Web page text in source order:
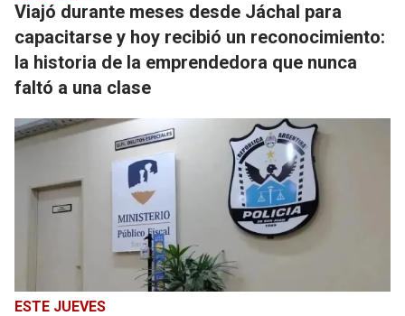
Viajó durante meses desde Jáchal para
capacitarse y hoy recibió un reconocimiento:
la historia de la emprendedora que nunca
faltó a una clase
ESTE JUEVES